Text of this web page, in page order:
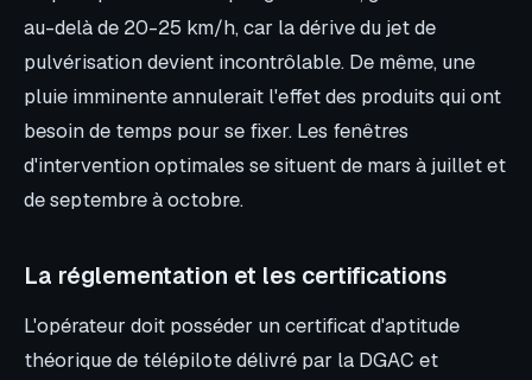
au-delà de 20-25 km/h, car la dérive du jet de
pulvérisation devient incontrôlable. De même, une
pluie imminente annulerait l'effet des produits qui ont
besoin de temps pour se fixer. Les fenêtres
d'intervention optimales se situent de mars à juillet et
de septembre à octobre.
La réglementation et les certifications
L'opérateur doit posséder un certificat d'aptitude
théorique de télépilote délivré par la DGAC et